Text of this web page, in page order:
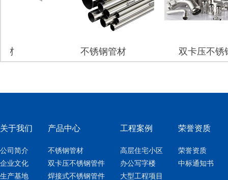
不锈钢管材 双卡压不锈钢
关于我们
公司简介
企业文化
生产基地
产品中心
不锈钢管材
双卡压不锈钢管件
焊接式不锈钢管件
工程案例
高层住宅小区
办公写字楼
大型工程项目
荣誉资质
荣誉资质
中标通知书